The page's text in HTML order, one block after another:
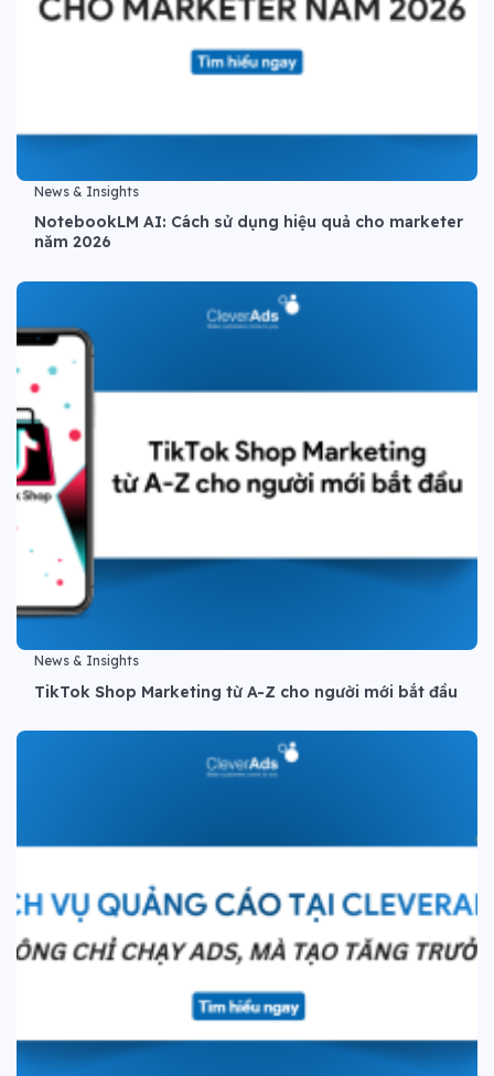
News & Insights
NotebookLM AI: Cách sử dụng hiệu quả cho marketer
năm 2026
News & Insights
TikTok Shop Marketing từ A-Z cho người mới bắt đầu